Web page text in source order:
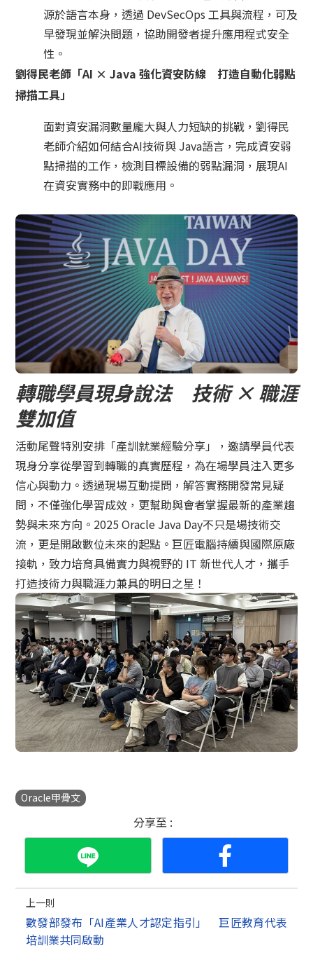
源於語言本身，透過 DevSecOps 工具與流程，可及
早發現並解決問題，協助開發者提升應用程式安全
性。
劉得民老師「AI × Java 強化資安防線 打造自動化弱點
掃描工具」
面對資安漏洞數量龐大與人力短缺的挑戰，劉得民
老師介紹如何結合AI技術與 Java語言，完成資安弱
點掃描的工作，檢測目標設備的弱點漏洞，展現AI
在資安實務中的即戰應用。
轉職學員現身說法 技術 × 職涯
雙加值
活動尾聲特別安排「產訓就業經驗分享」，邀請學員代表
現身分享從學習到轉職的真實歷程，為在場學員注入更多
信心與動力。透過現場互動提問，解答實務開發常見疑
問，不僅強化學習成效，更幫助與會者掌握最新的產業趨
勢與未來方向。2025 Oracle Java Day不只是場技術交
流，更是開啟數位未來的起點。巨匠電腦持續與國際原廠
接軌，致力培育具備實力與視野的 IT 新世代人才，攜手
打造技術力與職涯力兼具的明日之星！
Oracle甲骨文
分享至 :
上一則
數發部發布「AI產業人才認定指引」 巨匠教育代表
培訓業共同啟動